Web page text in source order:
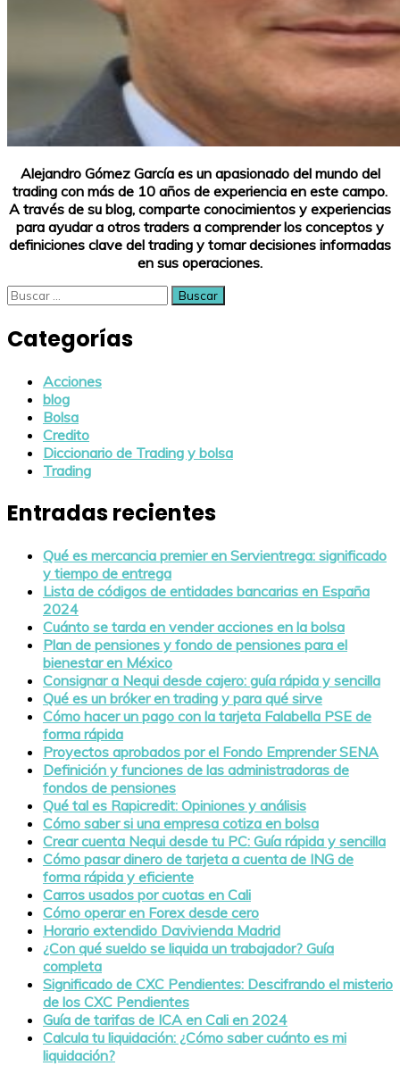
Alejandro Gómez García es un apasionado del mundo del
trading con más de 10 años de experiencia en este campo.
A través de su blog, comparte conocimientos y experiencias
para ayudar a otros traders a comprender los conceptos y
definiciones clave del trading y tomar decisiones informadas
en sus operaciones.
Buscar:
Categorías
Acciones
blog
Bolsa
Credito
Diccionario de Trading y bolsa
Trading
Entradas recientes
Qué es mercancia premier en Servientrega: significado
y tiempo de entrega
Lista de códigos de entidades bancarias en España
2024
Cuánto se tarda en vender acciones en la bolsa
Plan de pensiones y fondo de pensiones para el
bienestar en México
Consignar a Nequi desde cajero: guía rápida y sencilla
Qué es un bróker en trading y para qué sirve
Cómo hacer un pago con la tarjeta Falabella PSE de
forma rápida
Proyectos aprobados por el Fondo Emprender SENA
Definición y funciones de las administradoras de
fondos de pensiones
Qué tal es Rapicredit: Opiniones y análisis
Cómo saber si una empresa cotiza en bolsa
Crear cuenta Nequi desde tu PC: Guía rápida y sencilla
Cómo pasar dinero de tarjeta a cuenta de ING de
forma rápida y eficiente
Carros usados por cuotas en Cali
Cómo operar en Forex desde cero
Horario extendido Davivienda Madrid
¿Con qué sueldo se liquida un trabajador? Guía
completa
Significado de CXC Pendientes: Descifrando el misterio
de los CXC Pendientes
Guía de tarifas de ICA en Cali en 2024
Calcula tu liquidación: ¿Cómo saber cuánto es mi
liquidación?